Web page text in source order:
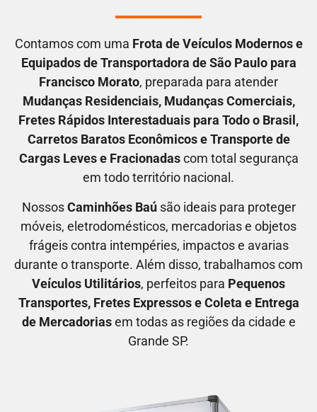
Contamos com uma Frota de Veículos Modernos e
Equipados de Transportadora de São Paulo para
Francisco Morato, preparada para atender
Mudanças Residenciais, Mudanças Comerciais,
Fretes Rápidos Interestaduais para Todo o Brasil ,
Carretos Baratos Econômicose Transporte de
Cargas Leves e Fracionadascom total segurança
em todo território nacional.
NossosCaminhões Baúsão ideais para proteger
móveis, eletrodomésticos, mercadorias e objetos
frágeis contra intempéries, impactos e avarias
durante o transporte. Além disso, trabalhamos com
Veículos Utilitários, perfeitos para Pequenos
Transportes, Fretes Expressose Coleta e Entrega
de Mercadoriasem todas as regiões da cidade e
Grande SP.